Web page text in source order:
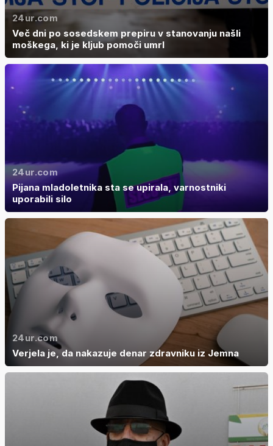
24ur.com
Več dni po sosedskem prepiru v stanovanju našli
moškega, ki je kljub pomoči umrl
24ur.com
Pijana mladoletnika sta se upirala, varnostniki
uporabili silo
24ur.com
Verjela je, da nakazuje denar zdravniku iz Jemna